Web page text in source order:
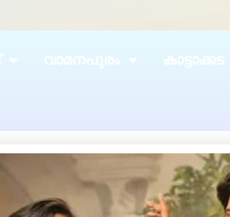
വാമനപുരം കാട്ടാക്കട